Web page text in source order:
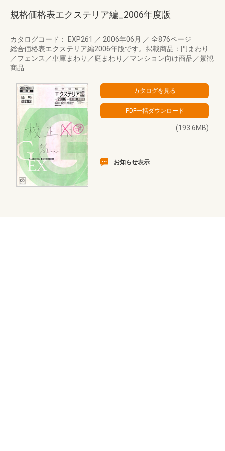
規格価格表エクステリア編_2006年度版
カタログコード： EXP261 ／ 2006年06月 ／ 全876ページ
総合価格表エクステリア編2006年版です。掲載商品：門まわり
／フェンス／車庫まわり／庭まわり／マンション向け商品／景観
商品
(193.6MB)
お知らせ表示